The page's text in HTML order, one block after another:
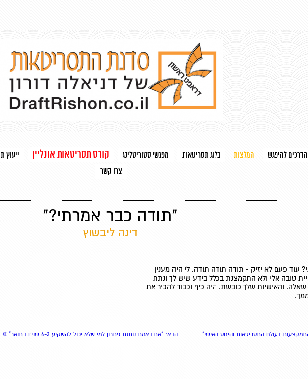
להיפגש המלצות בלוג תסריטאות מפגשי סטוריטלינג קורס תסריטאות אונליין ייעוץ
צרו קשר
"תודה כבר אמרתי?"
דינה ליבשוץ
עוד פעם לא יזיק - תודה תודה תודה. לי היה מענין
טובה אלי ולא התקמצנת בכלל בידע שיש לך ונתת
והאישיות שלך כובשת. היה כיף וכבוד להכיר את
בעולם התסריטאות והיחס האישי" הבא: "את באמת נותנת פתרון למי שלא יכול להשקיע 4-3 שנים בתואר" »